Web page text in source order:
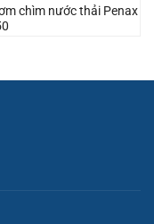
chìm nước thải Penax